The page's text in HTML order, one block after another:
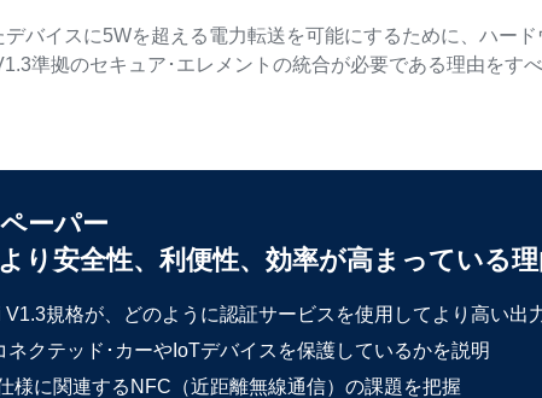
バイスに5Wを超える電力転送を可能にするために、ハー
準拠のセキュア･エレメントの統合が必要である理由をすべ
ーパー
り安全性、利便性、効率が高まっている
V1.3規格が、どのように認証サービスを使用してより高い出
ネクテッド･カーやIoTデバイスを保護しているかを説明
様に関連するNFC（近距離無線通信）の課題を把握